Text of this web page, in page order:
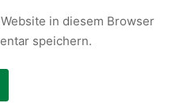
in diesem Browser
speichern.